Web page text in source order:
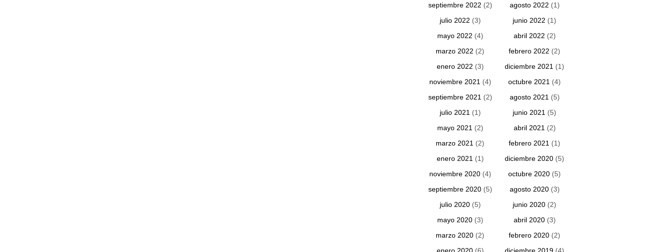
septiembre 2022 (2) agosto 2022 (1)
julio 2022 (3) junio 2022 (1)
mayo 2022 (4) abril 2022 (2)
marzo 2022 (2) febrero 2022 (2)
enero 2022 (3) diciembre 2021 (1)
noviembre 2021 (4) octubre 2021 (4)
septiembre 2021 (2) agosto 2021 (5)
julio 2021 (1) junio 2021 (5)
mayo 2021 (2) abril 2021 (2)
marzo 2021 (2) febrero 2021 (1)
enero 2021 (1) diciembre 2020 (5)
noviembre 2020(4) octubre 2020 (5)
septiembre 2020(5) agosto 2020(3)
julio 2020(5) junio 2020 (2)
mayo 2020(3) abril 2020(3)
marzo 2020 (2) febrero 2020 (2)